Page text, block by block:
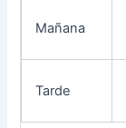
Mañana
Tarde